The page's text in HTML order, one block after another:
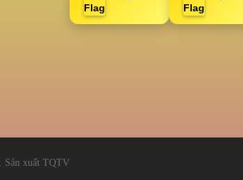
. Sản xuất TQTV